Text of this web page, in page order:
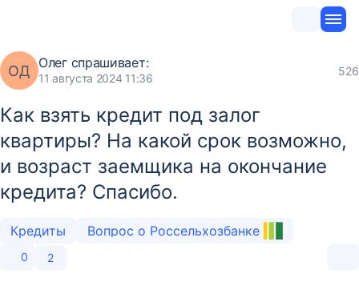
ОД Олегспрашивает:
11 августа 2024 11:36
526
Как взять кредит под залог
квартиры? На какой срок возможно,
и возраст заемщика на окончание
кредита? Спасибо.
Кредиты Вопрос о Россельхозбанке
0 2